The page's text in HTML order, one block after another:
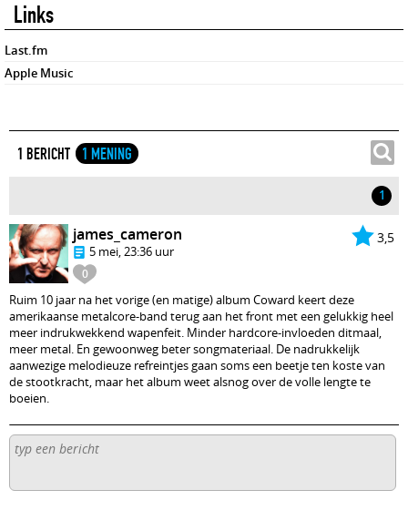
Links
Last.fm
Apple Music
1 BERICHT 1 MENING
1
3,5
0
james_cameron
5 mei, 23:36 uur
Ruim 10 jaar na het vorige (en matige) album Coward keert deze
amerikaanse metalcore-band terug aan het front met een gelukkig heel
meer indrukwekkend wapenfeit. Minder hardcore-invloeden ditmaal,
meer metal. En gewoonweg beter songmateriaal. De nadrukkelijk
aanwezige melodieuze refreintjes gaan soms een beetje ten koste van
de stootkracht, maar het album weet alsnog over de volle lengte te
boeien.